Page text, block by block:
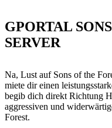
GPORTAL
SERVER
Na, Lust auf Sons of the
miete dir einen
begib dich direkt Richtung
aggressiven und
Forest.